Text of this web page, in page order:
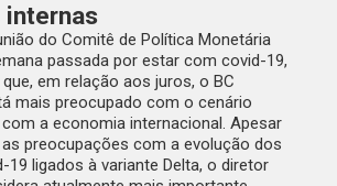
internas
do Comitê de Política Monetária
passada por estar com covid-19,
em relação aos juros, o BC
mais preocupado com o cenário
a economia internacional. Apesar
preocupações com a evolução dos
19 ligados à variante Delta, o diretor